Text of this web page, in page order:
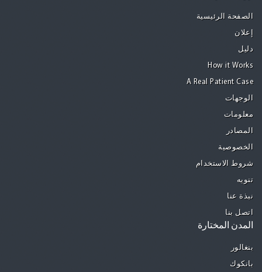
الصفحة الرئيسية
إعلان
دليل
How it Works
A Real Patient Case
الوجهات
معلومات
المصادر
الخصوصية
شروط الاستخدام
تنويه
نبذة عنا
اتصل بنا
المدن المختارة
بنغالور
بانكوك